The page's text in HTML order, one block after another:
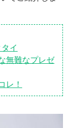
イ
無難なプレゼ
レ！